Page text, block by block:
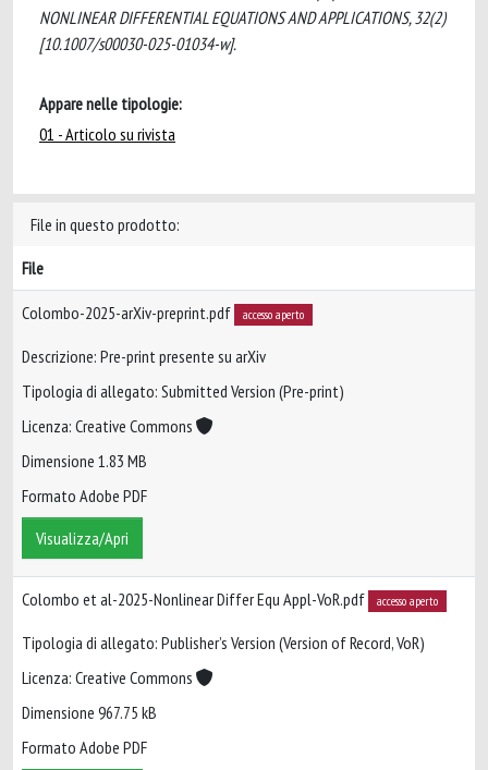
NONLINEAR DIFFERENTIAL EQUATIONS AND APPLICATIONS, 32(2)
[10.1007/s00030-025-01034-w].
Appare nelle tipologie:
01 - Articolo su rivista
File in questo prodotto:
File
Colombo-2025-arXiv-preprint.pdf accesso aperto
Descrizione: Pre-print presente su arXiv
Tipologia di allegato: Submitted Version (Pre-print)
Licenza: Creative Commons
Dimensione 1.83 MB
Formato Adobe PDF
Visualizza/Apri
Colombo et al-2025-Nonlinear Differ Equ Appl-VoR.pdf accesso aperto
Tipologia di allegato: Publisher’s Version (Version of Record, VoR)
Licenza: Creative Commons
Dimensione 967.75 kB
Formato Adobe PDF